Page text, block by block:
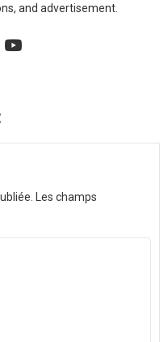
and advertisement.
Les champs